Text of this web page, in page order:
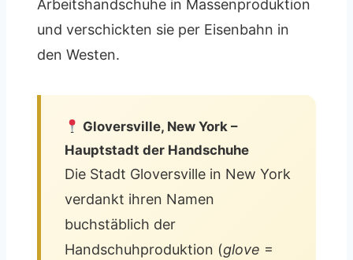
Arbeitshandschuhe in Massenproduktion
und verschickten sie per Eisenbahn in
den Westen.
Gloversville, New York –
Hauptstadt der Handschuhe
Die Stadt Gloversville in New York
verdankt ihren Namen
buchstäblich der
Handschuhproduktion (glove =